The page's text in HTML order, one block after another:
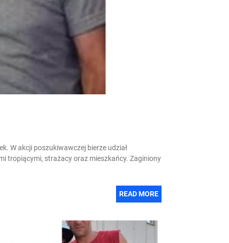
W akcji poszukiwawczej bierze udział
tropiącymi, strażacy oraz mieszkańcy. Zaginiony
READ MORE